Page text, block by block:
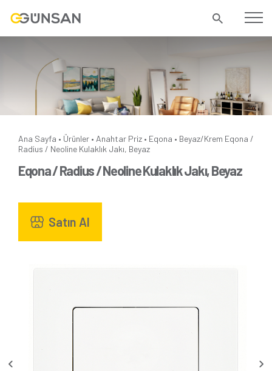
Ana Sayfa • Ürünler • Anahtar Priz • Eqona • Beyaz/Krem Eqona /
Radius / Neoline Kulaklık Jakı, Beyaz
Eqona / Radius / Neoline Kulaklık Jakı, Beyaz
Satın Al